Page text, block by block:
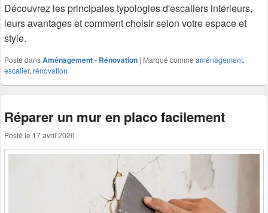
Découvrez les principales typologies d'escaliers intérieurs,
leurs avantages et comment choisir selon votre espace et
style.
Posté dansAménagement - Rénovation | Marqué comme aménagement,
escalier, rénovation
Réparer un mur en placo facilement
Posté le 17 avril 2026